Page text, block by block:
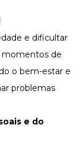
e dificultar
momentos de
o bem-estar e
problemas
e do